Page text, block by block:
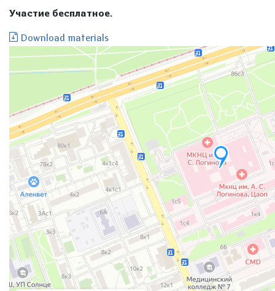
Участие бесплатное.
Download materials